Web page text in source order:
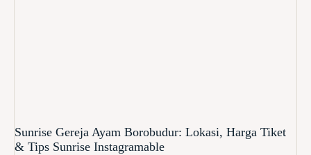
Sunrise Gereja Ayam Borobudur: Lokasi, Harga Tiket
& Tips Sunrise Instagramable